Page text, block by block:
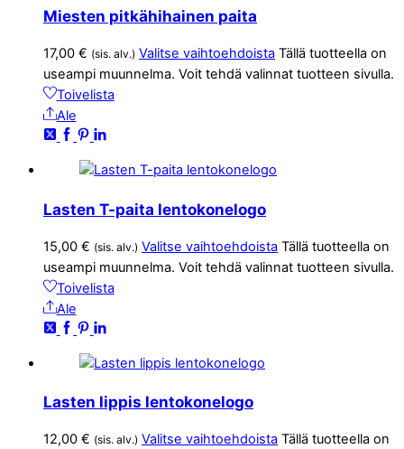
Miesten pitkähihainen paita
17,00 € (sis. alv.) Valitse vaihtoehdoista Tällä tuotteella on
useampi muunnelma. Voit tehdä valinnat tuotteen sivulla.
Toivelista
Ale
Lasten T-paita lentokonelogo
15,00 € (sis. alv.) Valitse vaihtoehdoista Tällä tuotteella on
useampi muunnelma. Voit tehdä valinnat tuotteen sivulla.
Toivelista
Ale
Lasten lippis lentokonelogo
12,00 € (sis. alv.) Valitse vaihtoehdoista Tällä tuotteella on